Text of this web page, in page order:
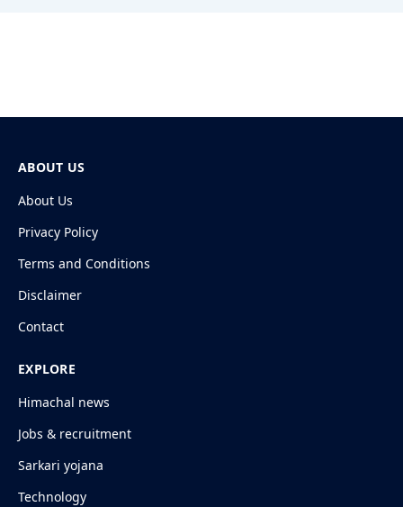
ABOUT US
About Us
Privacy Policy
Terms and Conditions
Disclaimer
Contact
EXPLORE
Himachal news
Jobs & recruitment
Sarkari yojana
Technology